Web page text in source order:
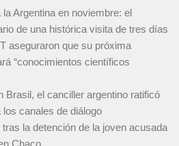
Argentina en noviembre: el
de una histórica visita de tres días
aseguraron que su próxima
“conocimientos científicos
Brasil, el canciller argentino ratificó
canales de diálogo
la detención de la joven acusada
Chaco